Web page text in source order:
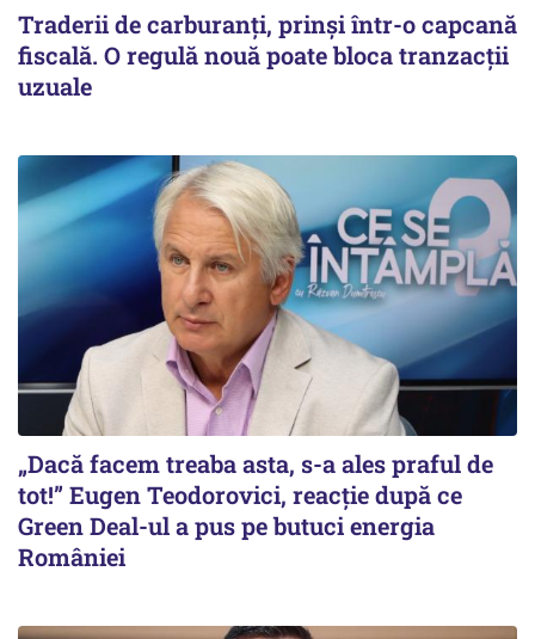
Traderii de carburanți, prinși într-o capcană
fiscală. O regulă nouă poate bloca tranzacții
uzuale
„Dacă facem treaba asta, s-a ales praful de
tot!” Eugen Teodorovici, reacție după ce
Green Deal-ul a pus pe butuci energia
României